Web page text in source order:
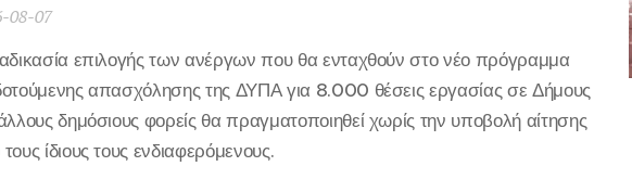
08-07
επιλογής των ανέργων που θα ενταχθούν στο νέο πρόγραμμα
απασχόλησης της ΔΥΠΑ για 8.000 θέσεις εργασίας σε Δήμους
δημόσιους φορείς θα πραγματοποιηθεί χωρίς την υποβολή αίτησης
ίδιους τους ενδιαφερόμενους.